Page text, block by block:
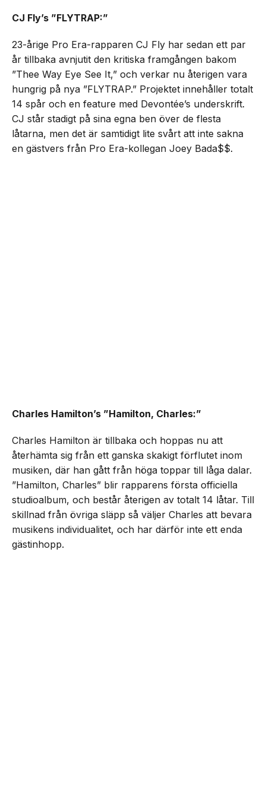
CJ Fly’s ”FLYTRAP:”
23-årige Pro Era-rapparen CJ Fly har sedan ett par
år tillbaka avnjutit den kritiska framgången bakom
”Thee Way Eye See It,” och verkar nu återigen vara
hungrig på nya ”FLYTRAP.” Projektet innehåller totalt
14 spår och en feature med Devontée’s underskrift.
CJ står stadigt på sina egna ben över de flesta
låtarna, men det är samtidigt lite svårt att inte sakna
en gästvers från Pro Era-kollegan Joey Bada$$.
Charles Hamilton’s ”Hamilton, Charles:”
Charles Hamilton är tillbaka och hoppas nu att
återhämta sig från ett ganska skakigt förflutet inom
musiken, där han gått från höga toppar till låga dalar.
”Hamilton, Charles” blir rapparens första officiella
studioalbum, och består återigen av totalt 14 låtar. Till
skillnad från övriga släpp så väljer Charles att bevara
musikens individualitet, och har därför inte ett enda
gästinhopp.